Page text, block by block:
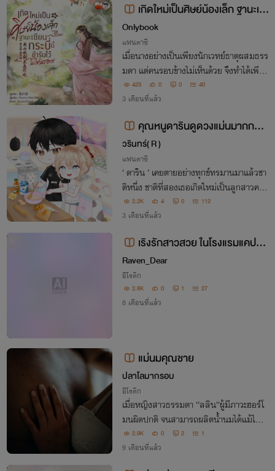
เกิดใหม่เป็นศิษย์น้องเล็ก ฐานะเซี
ยนกระบี่นี้ข้ารับไว้ไม่ได้หรอก!
Onlybook
แฟนตาซี
เมื่อนางอย่างเป็นเพียงนักเวทย์ธาตุผสมธรร
มดา แต่คนรอบข้างไม่เห็นด้วย จึงทำได้เพียง
ก้าวออกจากหมู่บ้าน เพื่อใช้ชีวิตตามที่ปรารถ
นา
423 0 0 40
3 เดือนที่แล้ว
คุณหนูดารินดูดวงแม่นมากก
ก!!!
วรินทร์( R )
แฟนตาซี
‘ ดาริน ’ เคยตายอย่างทุกข์ทรมานมาแล้วชา
ติหนึ่ง ชาติที่สองเธอเกิดใหม่เป็นลูกสาวคนเ
ล็กของสำนักทรงเจ้าที่มีพรสวรรค์ตั้งแต่กำเ
นิด ￼เธอตายตามอายุไข แล้วก่อนที่เธอจะได้ไ
2.2K 4 0 112
3 เดือนที่แล้ว
เริงรักสาวสวย ในโรงแรมแคปซูล
25++
Raven_Dear
อีโรติก
2.8K 0 1 27
8 เดือนที่แล้ว
แม่นมคุณชาย
ปลาโลมากรอบ
อีโรติก
เมื่อหญิงสาวธรรมดา “ลลิน”ผู้มีภาวะฮอร์โ
มนผิดปกติ จนสามารถผลิตน้ำนมได้แม้ไม่มี
ลูกถูกทาบทามให้มาทำงานในคฤหาสน์ของ
“คุณชายภาคิน”ชายหนุ่มผู้มีอาการนอนไม่ห
2.9K 0 2 1
9 เดือนที่แล้ว